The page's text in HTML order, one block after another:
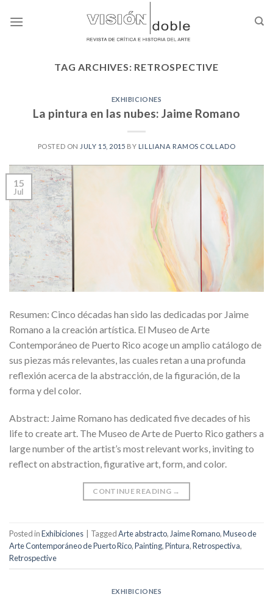
TAG ARCHIVES: RETROSPECTIVE
EXHIBICIONES
La pintura en las nubes: Jaime Romano
POSTED ON JULY 15, 2015 BY LILLIANA RAMOS COLLADO
15
Jul
Resumen: Cinco décadas han sido las dedicadas por Jaime
Romano a la creación artística. El Museo de Arte
Contemporáneo de Puerto Rico acoge un amplio catálogo de
sus piezas más relevantes, las cuales retan a una profunda
reflexión acerca de la abstracción, de la figuración, de la
forma y del color.
Abstract: Jaime Romano has dedicated five decades of his
life to create art. The Museo de Arte de Puerto Rico gathers a
large number of the artist’s most relevant works, inviting to
reflect on abstraction, figurative art, form, and color.
CONTINUE READING →
Posted inExhibiciones TaggedArte abstracto, Jaime Romano,Museo de
Arte Contemporáneo de Puerto Rico,Painting,Pintura,Retrospectiva,
Retrospective
EXHIBICIONES